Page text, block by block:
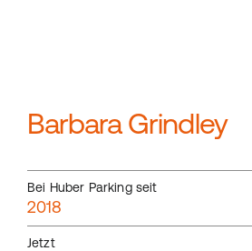
Barbara Grindley
Bei Huber Parking seit
2018
Jetzt